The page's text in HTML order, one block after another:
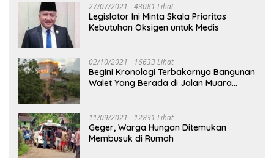
27/07/2021 43081 Lihat
Legislator Ini Minta Skala Prioritas
Kebutuhan Oksigen untuk Medis
02/10/2021 16633 Lihat
Begini Kronologi Terbakarnya Bangunan
Walet Yang Berada di Jalan Muara
11/09/2021 12831 Lihat
Geger, Warga Hungan Ditemukan
Membusuk di Rumah